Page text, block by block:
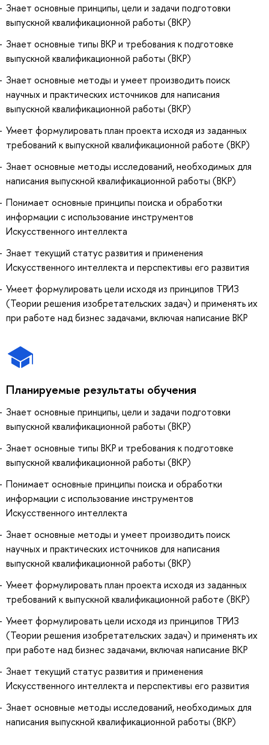
Знает основные принципы, цели и задачи подготовки
выпускной квалификационной работы (ВКР)
Знает основные типы ВКР и требования к подготовке
выпускной квалификационной работы (ВКР)
Знает основные методы и умеет производить поиск
научных и практических источников для написания
выпускной квалификационной работы (ВКР)
Умеет формулировать план проекта исходя из заданных
требований к выпускной квалификационной работе (ВКР)
Знает основные методы исследований, необходимых для
написания выпускной квалификационной работы (ВКР)
Понимает основные принципы поиска и обработки
информации с использование инструментов
Искусственного интеллекта
Знает текущий статус развития и применения
Искусственного интеллекта и перспективы его развития
Умеет формулировать цели исходя из принципов ТРИЗ
(Теории решения изобретательских задач) и применять их
при работе над бизнес задачами, включая написание ВКР
Планируемые результаты обучения
Знает основные принципы, цели и задачи подготовки
выпускной квалификационной работы (ВКР)
Знает основные типы ВКР и требования к подготовке
выпускной квалификационной работы (ВКР)
Понимает основные принципы поиска и обработки
информации с использование инструментов
Искусственного интеллекта
Знает основные методы и умеет производить поиск
научных и практических источников для написания
выпускной квалификационной работы (ВКР)
Умеет формулировать план проекта исходя из заданных
требований к выпускной квалификационной работе (ВКР)
Умеет формулировать цели исходя из принципов ТРИЗ
(Теории решения изобретательских задач) и применять их
при работе над бизнес задачами, включая написание ВКР
Знает текущий статус развития и применения
Искусственного интеллекта и перспективы его развития
Знает основные методы исследований, необходимых для
написания выпускной квалификационной работы (ВКР)